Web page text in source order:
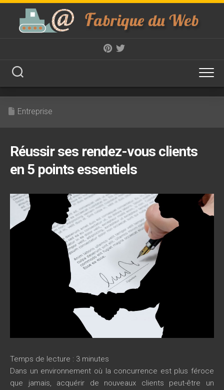
Skip
content
Entreprise
Réussir ses rendez-vous clients
en 5 points essentiels
Temps de lecture : 3 minutes
Dans un environnement où la concurrence est plus féroce
que jamais, acquérir de nouveaux clients peut-être un